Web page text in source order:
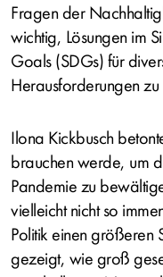
Fragen der
wichtig, Lösungen im
Goals (SDGs) für
Herausforderungen
Ilona Kickbusch
brauchen werde, um
Pandemie zu
vielleicht nicht so
Politik einen größeren
gezeigt, wie groß